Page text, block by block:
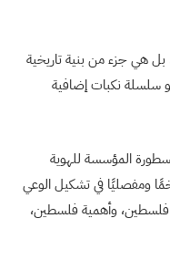
بل هي جزء من بنية تاريخية
بل يمكن القول إن ما بعد 1948 هو سلسلة نكبات إضافية
المؤسسة للهوية
ومفصليًا في تشكيل الوعي
فلسطين، وأهمية فلسطين،